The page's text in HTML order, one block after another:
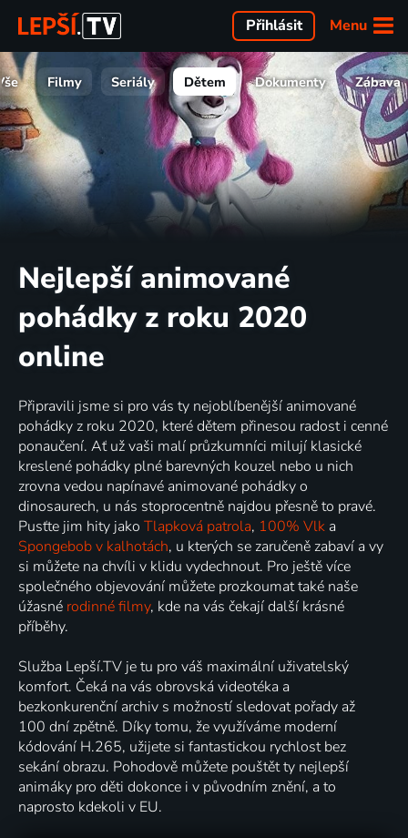
Menu
Přihlásit
Filmy Seriály Dětem Dokumenty Zábava
Nejlepší animované
pohádky z roku 2020
online
Připravili jsme si pro vás ty nejoblíbenější animované
pohádky z roku 2020, které dětem přinesou radost i cenné
ponaučení. Ať už vaši malí průzkumníci milují klasické
kreslené pohádky plné barevných kouzel nebo u nich
zrovna vedou napínavé animované pohádky o
dinosaurech, u nás stoprocentně najdou přesně to pravé.
Pusťte jim hity jako Tlapková patrola, 100% Vlk a
Spongebob v kalhotách, u kterých se zaručeně zabaví a vy
si můžete na chvíli v klidu vydechnout. Pro ještě více
společného objevování můžete prozkoumat také naše
úžasné rodinné filmy, kde na vás čekají další krásné
příběhy.
Služba Lepší.TV je tu pro váš maximální uživatelský
komfort. Čeká na vás obrovská videotéka a
bezkonkurenční archiv s možností sledovat pořady až
100 dní zpětně. Díky tomu, že využíváme moderní
kódování H.265, užijete si fantastickou rychlost bez
sekání obrazu. Pohodově můžete pouštět ty nejlepší
animáky pro děti dokonce i v původním znění, a to
naprosto kdekoli v EU.